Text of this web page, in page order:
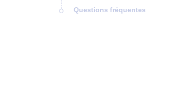
Questions fréquentes